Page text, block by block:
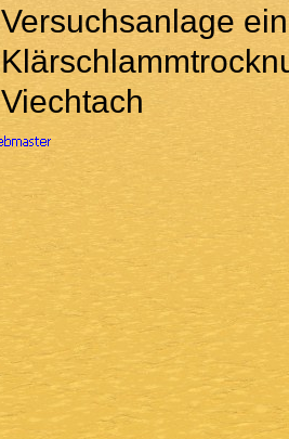
Versuchsanlage
Viechtach